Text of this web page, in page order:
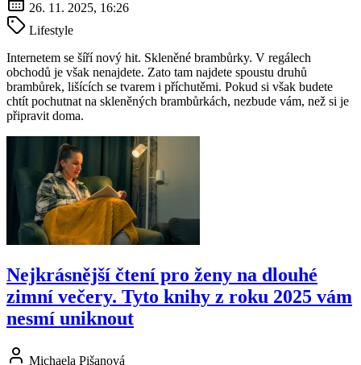
26. 11. 2025, 16:26
Lifestyle
Internetem se šíří nový hit. Skleněné brambůrky. V regálech
obchodů je však nenajdete. Zato tam najdete spoustu druhů
brambůrek, lišících se tvarem i příchutěmi. Pokud si však budete
chtít pochutnat na skleněných brambůrkách, nezbude vám, než si je
připravit doma.
Nejkrásnější čtení pro ženy na dlouhé
zimní večery. Tyto knihy z roku 2025 vám
nesmí uniknout
Michaela Pišanová